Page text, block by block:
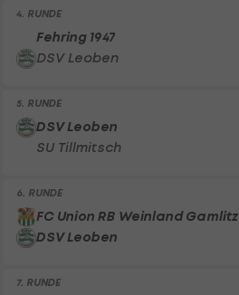
4. RUNDE
Fehring 1947
DSV Leoben
5. RUNDE
DSV Leoben
SU Tillmitsch
6. RUNDE
FC Union RB Weinland Gamlitz
DSV Leoben
7. RUNDE